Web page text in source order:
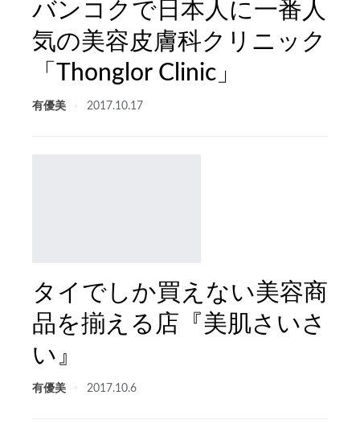
バンコクで日本人に一番人
気の美容皮膚科クリニック
「Thonglor Clinic」
有優美 2017.10.17
タイでしか買えない美容商
品を揃える店『美肌さいさ
い』
有優美 2017.10.6